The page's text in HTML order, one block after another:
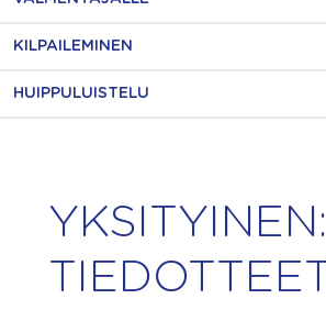
KILPAILEMINEN
HUIPPULUISTELU
YKSITYINEN:
TIEDOTTEET